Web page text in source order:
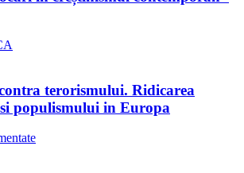
terorismului. Ridicarea
populismului in Europa